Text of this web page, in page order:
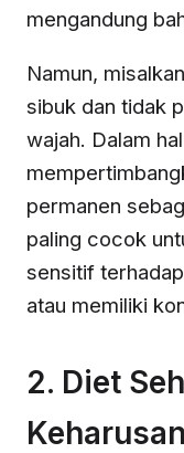
mengandung
Namun,
sibuk dan tidak
wajah. Dalam
permanen
paling cocok
sensitif
atau memiliki
2. Diet
Keharusan